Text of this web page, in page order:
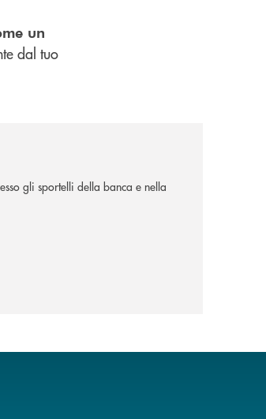
un
dal tuo
gli sportelli della banca e nella